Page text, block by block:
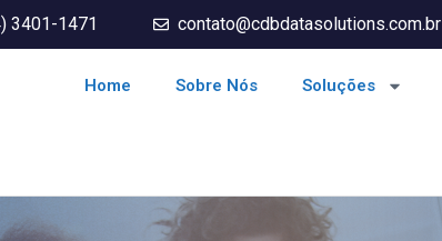
3401-1471 contato@cdbdatasolutions.com.br
Home Sobre Nós Soluções